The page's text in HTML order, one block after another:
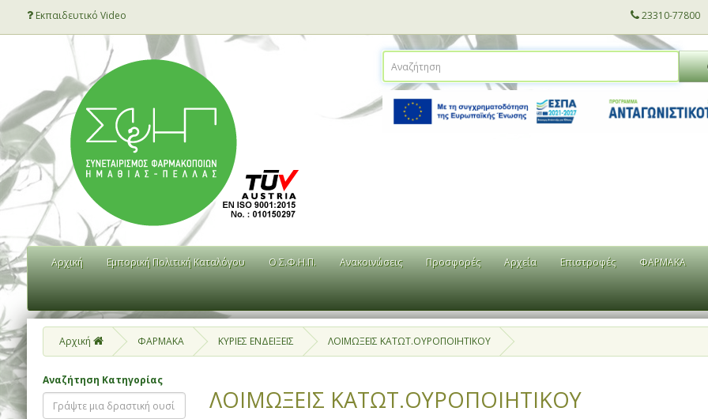
Εκπαιδευτικό Video 23310-77800
Αρχική Εμπορική Πολιτική Καταλόγου Ο Σ.Φ.Η.Π. Ανακοινώσεις Προσφορές Αρχεία Επιστροφές ΦΑΡΜΑΚΑ
Αρχική ΦΑΡΜΑΚΑ ΚΥΡΙΕΣ ΕΝΔΕΙΞΕΙΣ ΛΟΙΜΩΞΕΙΣ ΚΑΤΩΤ.ΟΥΡΟΠΟΙΗΤΙΚΟΥ
Αναζήτηση Κατηγορίας
ΛΟΙΜΩΞΕΙΣ ΚΑΤΩΤ.ΟΥΡΟΠΟΙΗΤΙΚΟΥ